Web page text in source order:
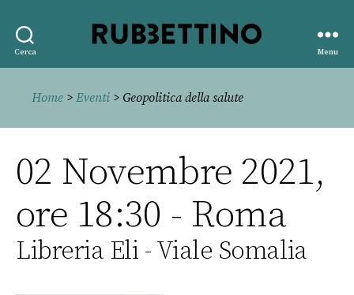
Cerca
editore
Menu
Home > Eventi > Geopolitica della salute
02 Novembre 2021,
ore 18:30 - Roma
Libreria Eli - Viale Somalia